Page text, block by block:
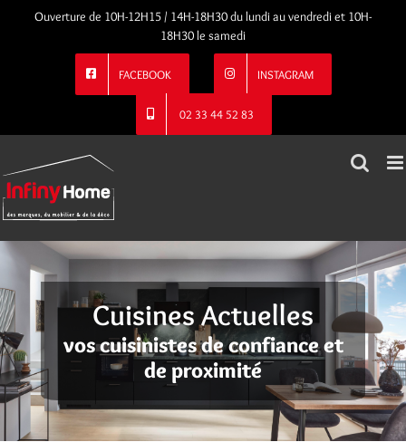
PasserOuverture de 10H-12H15 / 14H-18H30 du lundi au vendredi et 10H-
18H30 le samedi
FACEBOOK INSTAGRAM
02 33 44 52 83
Cuisines Actuelles
vos cuisinistes de confiance et
de proximité